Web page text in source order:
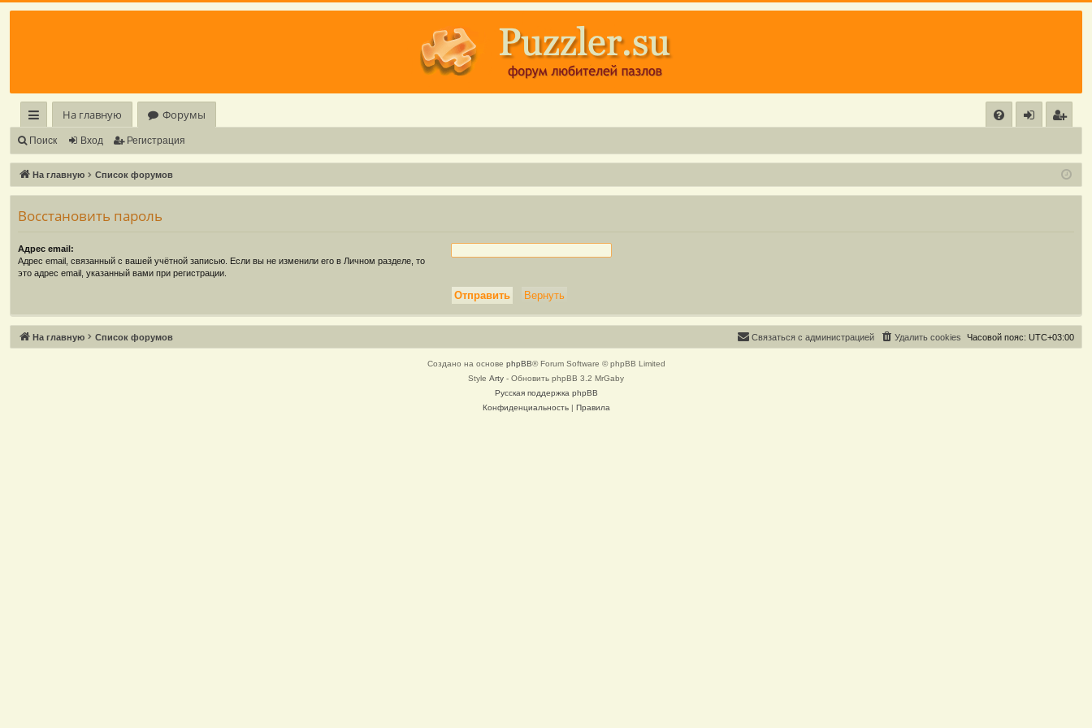
с
ы
лк
и
На главную
Форумы
Q
д
ис
тр
Поиск Вход Регистрация
На главную Список форумов
Восстановить пароль
Адрес email:
Адрес email, связанный с вашей учётной записью. Если вы не изменили его в Личном разделе, то
это адрес email, указанный вами при регистрации.
На главную Список форумов Часовой пояс: UTC+03:00
Удалить cookies
Связаться с
Связаться с администрацией
Создано на основе phpBB® Forum Software © phpBB Limited
Style Arty - Обновить phpBB 3.2 MrGaby
Русская поддержка phpBB
Конфиденциальность| Правила